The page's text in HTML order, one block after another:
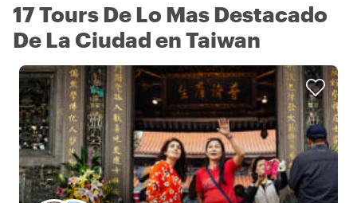
17 Tours De Lo Mas Destacado
De La Ciudad en Taiwan